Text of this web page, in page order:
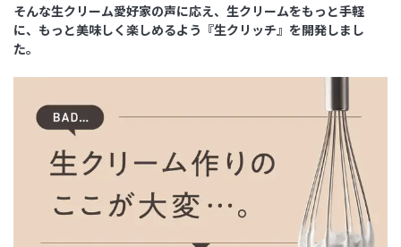
そんな生クリーム愛好家の声に応え、生クリームをもっと手軽
に、もっと美味しく楽しめるよう『生クリッチ』を開発しまし
た。